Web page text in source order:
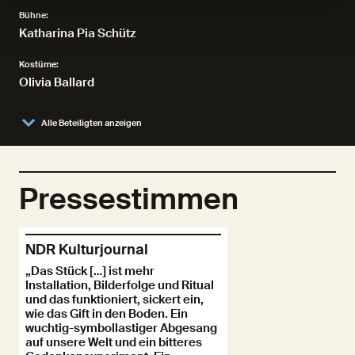
Alle Beteiligten anzeigen
Bühne:
Katharina Pia Schütz
Kostüme:
Olivia Ballard
Pressestimmen
NDR Kulturjournal
„Das Stück […] ist mehr
Installation, Bilderfolge und Ritual
und das funktioniert, sickert ein,
wie das Gift in den Boden. Ein
wuchtig-symbollastiger Abgesang
auf unsere Welt und ein bitteres